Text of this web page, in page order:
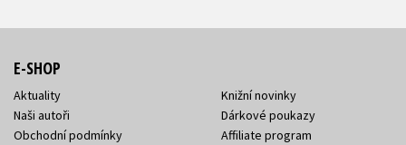
E-SHOP
Aktuality
Naši autoři
Obchodní podmínky
Knižní novinky
Dárkové poukazy
Affiliate program